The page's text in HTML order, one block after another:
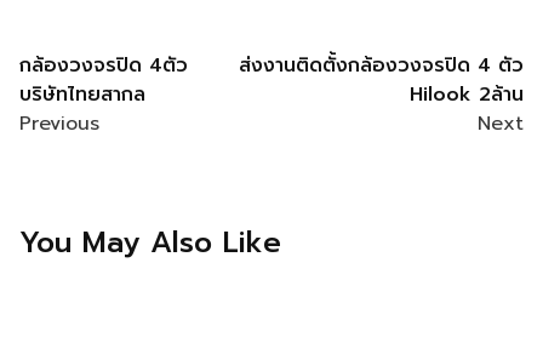
กล้องวงจรปิด 4ตัว
บริษัทไทยสากล
Previous
ส่งงานติดตั้งกล้องวงจรปิด 4 ตัว
Hilook 2ล้าน
Next
You May Also Like